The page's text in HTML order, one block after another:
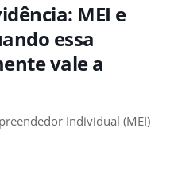
MEI e
essa
vale a
Individual (MEI)